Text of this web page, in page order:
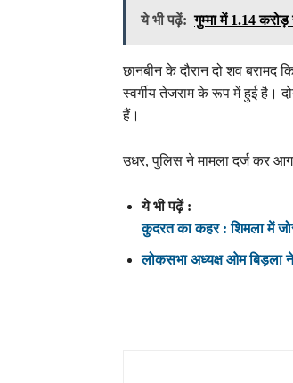
ये भी पढ़ें: गुम्मा में 1.14
छानबीन के दौरान दो शव बरामद
स्वर्गीय तेजराम के रूप में हुई है।
हैं।
उधर, पुलिस ने मामला दर्ज कर
ये भी पढ़ें :
कुदरत का कहर : शिमला में
लोकसभा अध्यक्ष ओम बिड़ला ने